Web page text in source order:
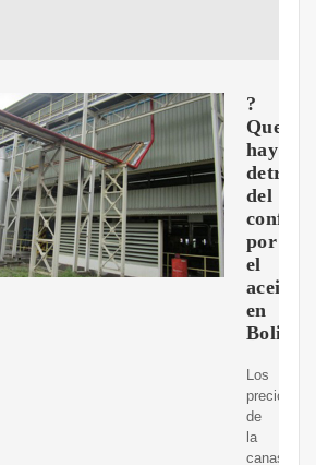
?
Que
hay
detrás
del
por
el
aceite
en
Bolivia
Los
precios
de
la
canasta